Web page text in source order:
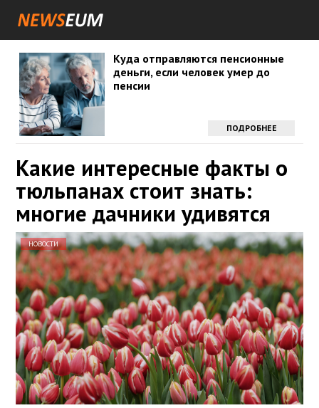
Куда отправляются пенсионные
деньги, если человек умер до
пенсии
ПОДРОБНЕЕ
Какие интересные факты о
тюльпанах стоит знать:
многие дачники удивятся
НОВОСТИ